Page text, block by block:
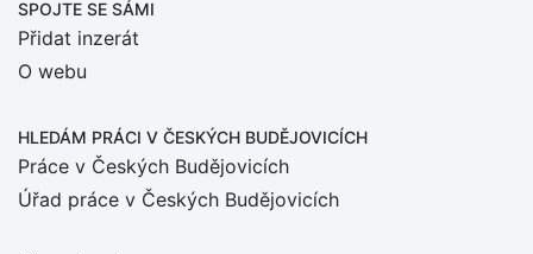
SPOJTE SE SÁMI
Přidat inzerát
O webu
HLEDÁM PRÁCI V ČESKÝCH BUDĚJOVICÍCH
Práce v Českých Budějovicích
Úřad práce v Českých Budějovicích